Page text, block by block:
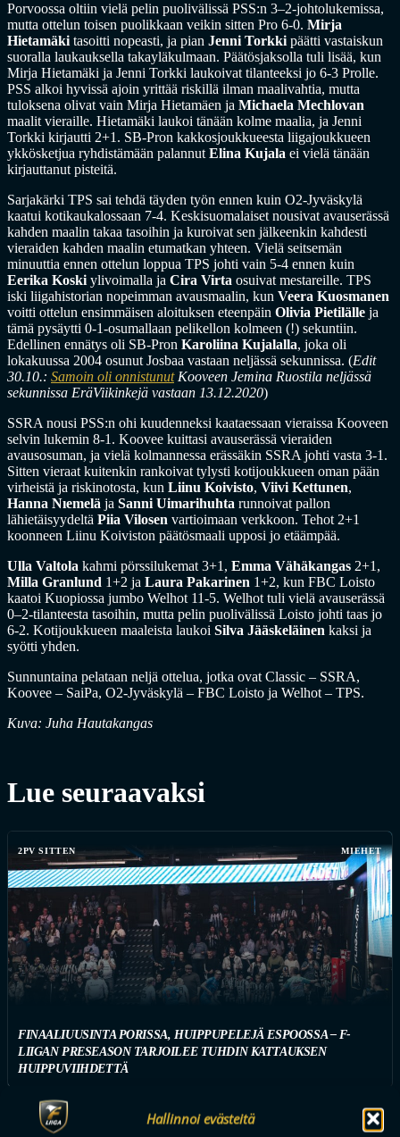
Hallinnoi evästeitä
Porvoossa oltiin vielä pelin puolivälissä PSS:n 3–2-johtolukemissa,
mutta ottelun toisen puolikkaan veikin sitten Pro 6-0. Mirja
Hietamäki tasoitti nopeasti, ja pian Jenni Torkki päätti vastaiskun
suoralla laukauksella takayläkulmaan. Päätösjaksolla tuli lisää, kun
Mirja Hietamäki ja Jenni Torkki laukoivat tilanteeksi jo 6-3 Prolle.
PSS alkoi hyvissä ajoin yrittää riskillä ilman maalivahtia, mutta
tuloksena olivat vain Mirja Hietamäen ja Michaela Mechlovan
maalit vieraille. Hietamäki laukoi tänään kolme maalia, ja Jenni
Torkki kirjautti 2+1. SB-Pron kakkosjoukkueesta liigajoukkueen
ykkösketjua ryhdistämään palannut Elina Kujala ei vielä tänään
kirjauttanut pisteitä.
Sarjakärki TPS sai tehdä täyden työn ennen kuin O2-Jyväskylä
kaatui kotikaukalossaan 7-4. Keskisuomalaiset nousivat avauserässä
kahden maalin takaa tasoihin ja kuroivat sen jälkeenkin kahdesti
vieraiden kahden maalin etumatkan yhteen. Vielä seitsemän
minuuttia ennen ottelun loppua TPS johti vain 5-4 ennen kuin
Eerika Koski ylivoimalla ja Cira Virta osuivat mestareille. TPS
iski liigahistorian nopeimman avausmaalin, kun Veera Kuosmanen
voitti ottelun ensimmäisen aloituksen eteenpäin Olivia Pietilälle ja
tämä pysäytti 0-1-osumallaan pelikellon kolmeen (!) sekuntiin.
Edellinen ennätys oli SB-Pron Karoliina Kujalalla, joka oli
lokakuussa 2004 osunut Josbaa vastaan neljässä sekunnissa. (Edit
30.10.: Samoin oli onnistunutKooveen Jemina Ruostila neljässä
sekunnissa EräViikinkejä vastaan 13.12.2020)
SSRA nousi PSS:n ohi kuudenneksi kaataessaan vieraissa Kooveen
selvin lukemin 8-1. Koovee kuittasi avauserässä vieraiden
avausosuman, ja vielä kolmannessa erässäkin SSRA johti vasta 3-1.
Sitten vieraat kuitenkin rankoivat tylysti kotijoukkueen oman pään
virheistä ja riskinotosta, kun Liinu Koivisto, Viivi Kettunen,
Hanna Nıemelä ja Sanni Uimarihuhta runnoivat pallon
lähietäisyydeltä Piia Vilosen vartioimaan verkkoon. Tehot 2+1
koonneen Liinu Koiviston päätösmaali upposi jo etäämpää.
Ulla Valtola kahmi pörssilukemat 3+1, Emma Vähäkangas 2+1,
Milla Granlund 1+2 ja Laura Pakarinen 1+2, kun FBC Loisto
kaatoi Kuopiossa jumbo Welhot 11-5. Welhot tuli vielä avauserässä
0–2-tilanteesta tasoihin, mutta pelin puolivälissä Loisto johti taas jo
6-2. Kotijoukkueen maaleista laukoi Silva Jääskeläinen kaksi ja
syötti yhden.
Sunnuntaina pelataan neljä ottelua, jotka ovat Classic – SSRA,
Koovee – SaiPa, O2-Jyväskylä – FBC Loisto ja Welhot – TPS.
Kuva: Juha Hautakangas
Lue seuraavaksi
2PV SITTEN MIEHET
FINAALIUUSINTA PORISSA, HUIPPUPELEJÄ ESPOOSSA – F-
LIIGAN PRESEASON TARJOILEE TUHDIN KATTAUKSEN
HUIPPUVIIHDETTÄ